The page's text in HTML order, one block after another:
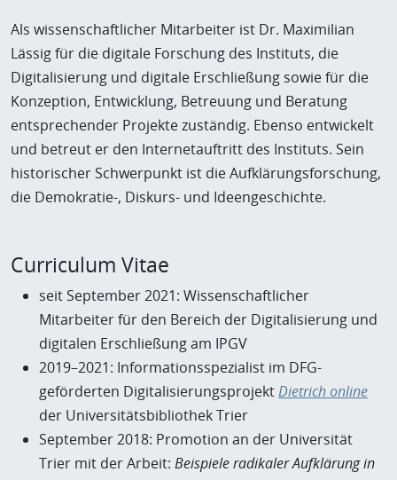
Als wissenschaftlicher Mitarbeiter ist Dr. Maximilian
Lässig für die digitale Forschung des Instituts, die
Digitalisierung und digitale Erschließung sowie für die
Konzeption, Entwicklung, Betreuung und Beratung
entsprechender Projekte zuständig. Ebenso entwickelt
und betreut er den Internetauftritt des Instituts. Sein
historischer Schwerpunkt ist die Aufklärungsforschung,
die Demokratie-, Diskurs- und Ideengeschichte.
Curriculum Vitae
seit September 2021: Wissenschaftlicher
Mitarbeiter für den Bereich der Digitalisierung und
digitalen Erschließung am IPGV
2019–2021: Informationsspezialist im DFG-
geförderten DigitalisierungsprojektDietrich online
der Universitätsbibliothek Trier
September 2018: Promotion an der Universität
Trier mit der Arbeit: Beispiele radikaler Aufklärung in